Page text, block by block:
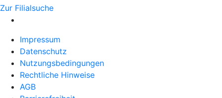
Zur Filialsuche
Impressum
Datenschutz
Nutzungsbedingungen
Rechtliche Hinweise
AGB